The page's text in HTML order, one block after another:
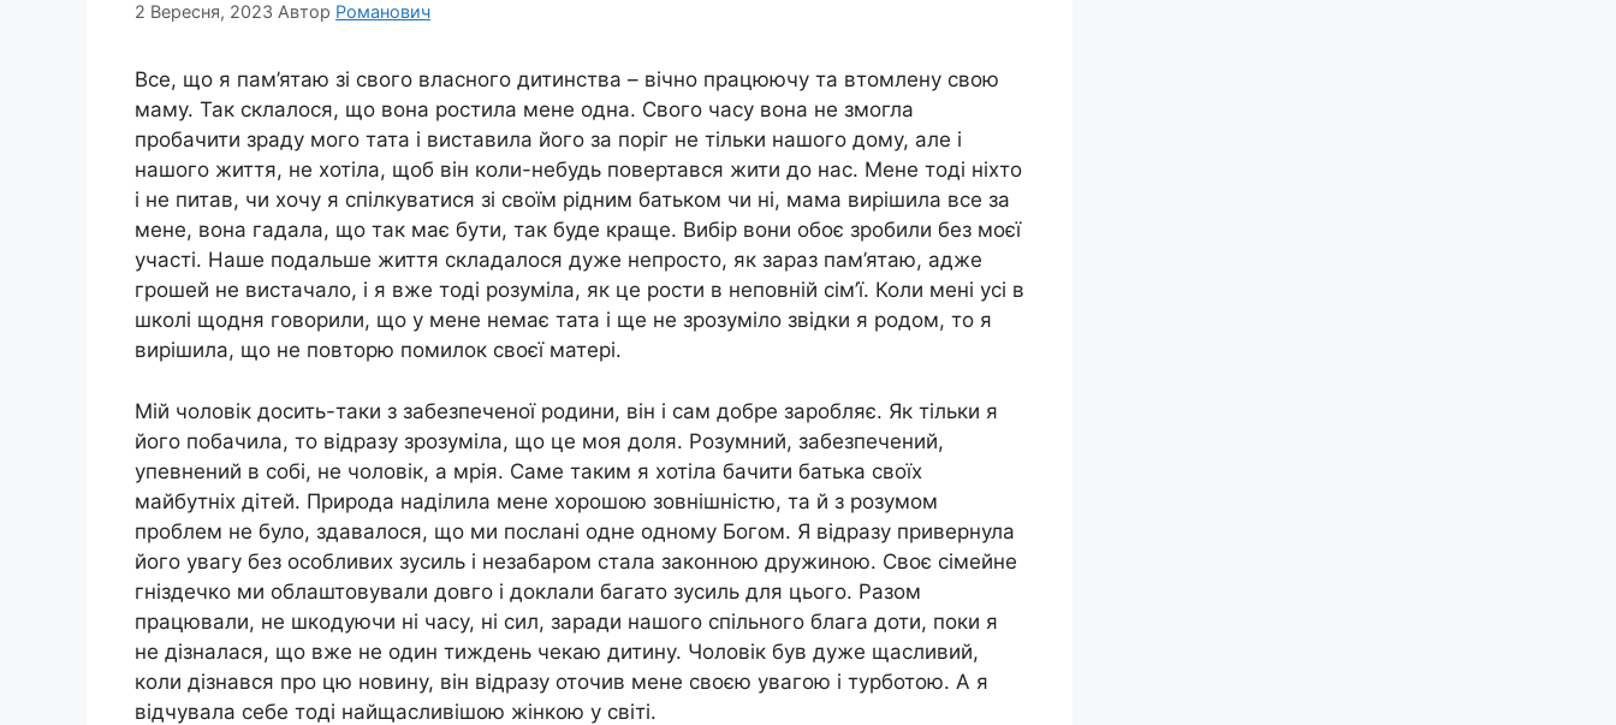
2 Вересня, 2023 Автор Романович
Все, що я пам’ятаю зі свого власного дитинства – вічно працюючу та втомлену свою
маму. Так склалося, що вона ростила мене одна. Свого часу вона не змогла
пробачити зраду мого тата і виставила його за поріг не тільки нашого дому, але і
нашого життя, не хотіла, щоб він коли-небудь повертався жити до нас. Мене тоді ніхто
і не питав, чи хочу я спілкуватися зі своїм рідним батьком чи ні, мама вирішила все за
мене, вона гадала, що так має бути, так буде краще. Вибір вони обоє зробили без моєї
участі. Наше подальше життя складалося дуже непросто, як зараз пам’ятаю, адже
грошей не вистачало, і я вже тоді розуміла, як це рости в неповній сім’ї. Коли мені усі в
школі щодня говорили, що у мене немає тата і ще не зрозуміло звідки я родом, то я
вирішила, що не повторю помилок своєї матері.
Мій чоловік досить-таки з забезпеченої родини, він і сам добре заробляє. Як тільки я
його побачила, то відразу зрозуміла, що це моя доля. Розумний, забезпечений,
упевнений в собі, не чоловік, а мрія. Саме таким я хотіла бачити батька своїх
майбутніх дітей. Природа наділила мене хорошою зовнішністю, та й з розумом
проблем не було, здавалося, що ми послані одне одному Богом. Я відразу привернула
його увагу без особливих зусиль і незабаром стала законною дружиною. Своє сімейне
гніздечко ми облаштовували довго і доклали багато зусиль для цього. Разом
працювали, не шкодуючи ні часу, ні сил, заради нашого спільного блага доти, поки я
не дізналася, що вже не один тиждень чекаю дитину. Чоловік був дуже щасливий,
коли дізнався про цю новину, він відразу оточив мене своєю увагою і турботою. А я
відчувала себе тоді найщасливішою жінкою у світі.